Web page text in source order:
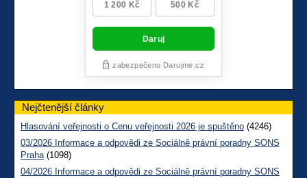
Nejčtenější články
Hlasování veřejnosti o Cenu veřejnosti 2026 je spuštěno (4246)
03/2026 Informace a odpovědi ze Sociálně právní poradny SONS
Praha(1098)
04/2026 Informace a odpovědi ze Sociálně právní poradny SONS